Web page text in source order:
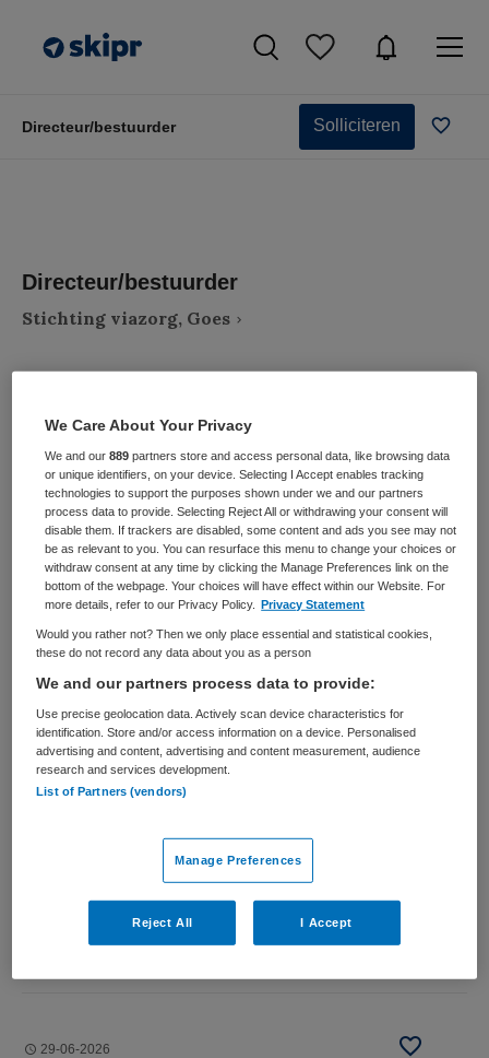
Directeur/bestuurder Solliciteren
Directeur/bestuurder
Stichting viazorg, Goes
VAKGEBIED
Zorgmanagement
FUNCTIE
Bestuurder
Stichting Tijdelijk met uitzicht op vast
PLAATSINGSDATUM
10 februari 2025
NIVEAU
HBO
ERVARING
Ervaren
DIENSTVERBAND
Fulltime
Vacature niet beschikbaar
Deze vacature Directeur/bestuurder bij Stichting viazorg
vacatures die voor u wellicht interessant zijn.
Gerelateerde vacatures
29-06-2026
We Care About Your Privacy
We and our889 partners store and access personal data, like browsing data
or unique identifiers, on your device. Selecting I Accept enables tracking
technologies to support the purposes shown under we and our partners
process data to provide. Selecting Reject All or withdrawing your consent will
disable them. If trackers are disabled, some content and ads you see may not
be as relevant to you. You can resurface this menu to change your choices or
withdraw consent at any time by clicking the Manage Preferences link on the
bottom of the webpage. Your choices will have effect within our Website. For
more details, refer to our Privacy Policy.
Privacy Statement
Would you rather not? Then we only place essential and statistical cookies,
these do not record any data about you as a person
We and our partners process data to provide:
Use precise geolocation data. Actively scan device characteristics for
identification. Store and/or access information on a device. Personalised
advertising and content, advertising and content measurement, audience
research and services development.
List of Partners (vendors)
Manage Preferences
Reject All I Accept